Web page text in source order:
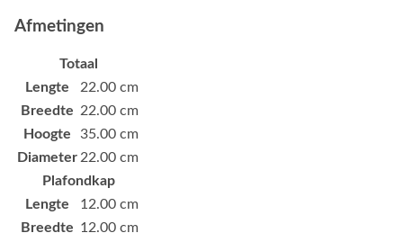
Afmetingen
Totaal
Lengte
22.00 cm
Breedte 22.00 cm
Hoogte
35.00 cm
Diameter 22.00 cm
Plafondkap
Lengte
12.00 cm
Breedte 12.00 cm